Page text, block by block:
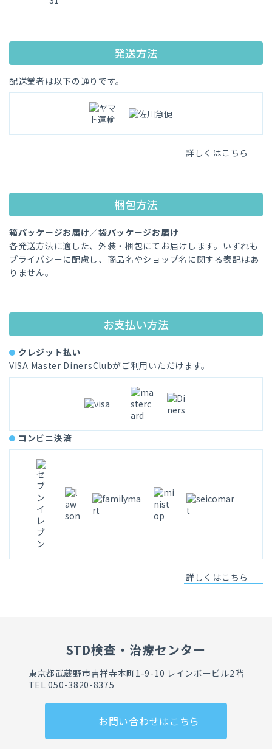
発送方法
配送業者は以下の通りです。
詳しくはこちら
梱包方法
箱パッケージお届け／袋パッケージお届け
各発送方法に適した、外装・梱包にてお届けします。いずれも
プライバシーに配慮し、商品名やショップ名に関する表記はあ
りません。
お支払い方法
クレジット払い
VISA Master DinersClubがご利用いただけます。
コンビニ決済
詳しくはこちら
STD検査・治療センター
東京都武蔵野市吉祥寺本町1-9-10 レインボービル2階
TEL 050-3820-8375
お問い合わせはこちら